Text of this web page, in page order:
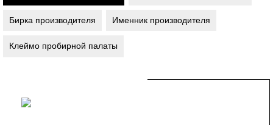
Бирка производителя Именник производителя
Клеймо пробирной палаты